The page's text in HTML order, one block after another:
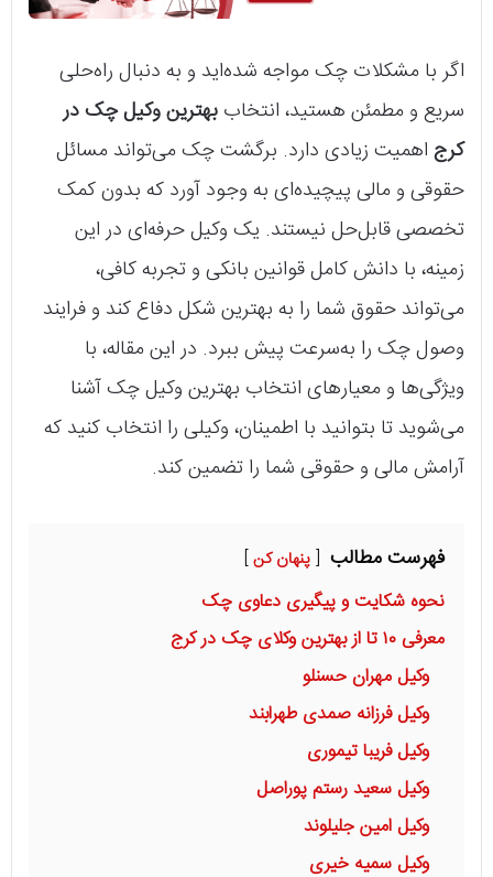
اگر با مشکلات چک مواجه شده‌اید و به دنبال راه‌حلی
سریع و مطمئن هستید، انتخاب بهترین وکیل چک در
کرج اهمیت زیادی دارد. برگشت چک می‌تواند مسائل
حقوقی و مالی پیچیده‌ای به وجود آورد که بدون کمک
تخصصی قابل‌حل نیستند. یک وکیل حرفه‌ای در این
زمینه، با دانش کامل قوانین بانکی و تجربه کافی،
می‌تواند حقوق شما را به بهترین شکل دفاع کند و فرایند
وصول چک را به‌سرعت پیش ببرد. در این مقاله، با
ویژگی‌ها و معیارهای انتخاب بهترین وکیل چک آشنا
می‌شوید تا بتوانید با اطمینان، وکیلی را انتخاب کنید که
آرامش مالی و حقوقی شما را تضمین کند.
فهرست مطالب پنهان کن
نحوه شکایت و پیگیری دعاوی چک
معرفی ۱۰ تا از بهترین وکلای چک در کرج
وکیل مهران حسنلو
وکیل فرزانه صمدی طهرابند
وکیل فریبا تیموری
وکیل سعید رستم پوراصل
وکیل امین جلیلوند
وکیل سمیه خیری